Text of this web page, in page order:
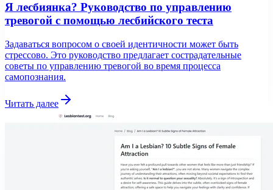
Я лесбиянка? Руководство по управлению
тревогой с помощью лесбийского теста
Задаваться вопросом о своей идентичности может быть
стрессово. Это руководство предлагает сострадательные
советы по управлению тревогой во время процесса
самопознания.
Читать далее